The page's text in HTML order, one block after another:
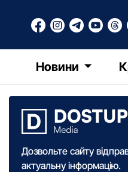
Новини
Дозвольте сайту
актуальну інформацію.